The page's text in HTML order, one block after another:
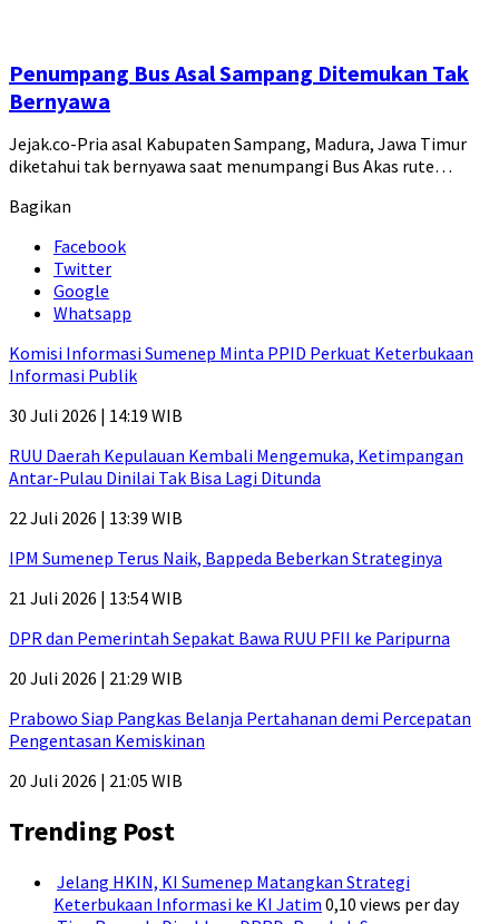
Penumpang Bus Asal Sampang Ditemukan Tak
Bernyawa
Jejak.co-Pria asal Kabupaten Sampang, Madura, Jawa Timur
diketahui tak bernyawa saat menumpangi Bus Akas rute…
Bagikan
Facebook
Twitter
Google
Whatsapp
Komisi Informasi Sumenep Minta PPID Perkuat Keterbukaan
Informasi Publik
30 Juli 2026 | 14:19 WIB
RUU Daerah Kepulauan Kembali Mengemuka, Ketimpangan
Antar-Pulau Dinilai Tak Bisa Lagi Ditunda
22 Juli 2026 | 13:39 WIB
IPM Sumenep Terus Naik, Bappeda Beberkan Strateginya
21 Juli 2026 | 13:54 WIB
DPR dan Pemerintah Sepakat Bawa RUU PFII ke Paripurna
20 Juli 2026 | 21:29 WIB
Prabowo Siap Pangkas Belanja Pertahanan demi Percepatan
Pengentasan Kemiskinan
20 Juli 2026 | 21:05 WIB
Trending Post
Jelang HKIN, KI Sumenep Matangkan Strategi
Keterbukaan Informasi ke KI Jatim 0,10 views per day